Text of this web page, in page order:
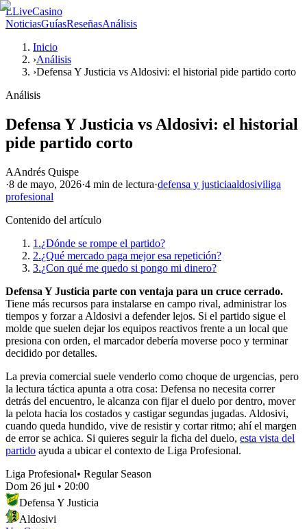
LLiveCasino
NoticiasGuíasReseñasAnálisis
Inicio
›Análisis
›Defensa Y Justicia vs Aldosivi: el historial pide partido corto
Análisis
Defensa Y Justicia vs Aldosivi: el historial
pide partido corto
AAndrés Quispe
·8 de mayo, 2026·4 min de lectura·defensa y justiciaaldosiviliga
profesional
Contenido del artículo
1.¿Dónde se rompe el partido?
2.¿Qué mercado paga mejor esa repetición?
3.¿Con qué me quedo si pongo mi dinero?
Defensa Y Justicia parte con ventaja para un cruce cerrado.
Tiene más recursos para instalarse en campo rival, administrar los
tiempos y forzar a Aldosivi a defender lejos. Si el partido sigue el
molde que suelen dejar los equipos reactivos frente a un local que
presiona con orden, el marcador debería moverse poco y terminar
decidido por detalles.
La previa comercial suele venderlo como choque de urgencias, pero
la lectura táctica apunta a otra cosa: Defensa no necesita correr
detrás del encuentro, le alcanza con fijar el duelo por dentro, mover
la pelota hacia los costados y castigar segundas jugadas. Aldosivi,
cuando queda hundido, vive de resistir y cortar ritmo; ahí el margen
de error se achica. Si quieres seguir la ficha del duelo, esta vista del
partido ayuda a ubicar el contexto de Liga Profesional.
Liga Profesional• Regular Season
Dom 26 jul • 20:00
Defensa Y Justicia
Aldosivi